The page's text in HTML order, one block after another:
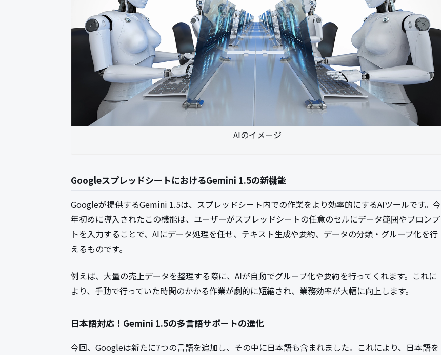
AIのイメージ
GoogleスプレッドシートにおけるGemini 1.5の新機能
Googleが提供するGemini 1.5は、スプレッドシート内での作業をより効率的にするAIツールです。今
年初めに導入されたこの機能は、ユーザーがスプレッドシートの任意のセルにデータ範囲やプロンプ
トを入力することで、AIにデータ処理を任せ、テキスト生成や要約、データの分類・グループ化を行
えるものです。
例えば、大量の売上データを整理する際に、AIが自動でグループ化や要約を行ってくれます。これに
より、手動で行っていた時間のかかる作業が劇的に短縮され、業務効率が大幅に向上します。
日本語対応！Gemini 1.5の多言語サポートの進化
今回、Googleは新たに7つの言語を追加し、その中に日本語も含まれました。これにより、日本語を